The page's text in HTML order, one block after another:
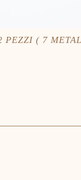
PEZZI ( 7